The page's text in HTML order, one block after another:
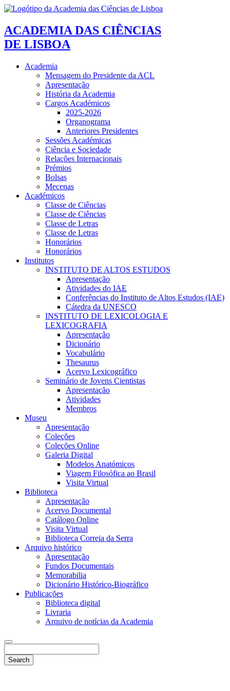
ACADEMIA DAS CIÊNCIAS
DE LISBOA
Academia
Mensagem do Presidente da ACL
Apresentação
História da Academia
Cargos Académicos
2025-2026
Organograma
Anteriores Presidentes
Sessões Académicas
Ciência e Sociedade
Relações Internacionais
Prémios
Bolsas
Mecenas
Académicos
Classe de Ciências
Classe de Ciências
Classe de Letras
Classe de Letras
Honorários
Honorários
Institutos
INSTITUTO DE ALTOS ESTUDOS
Apresentação
Atividades do IAE
Conferências do Instituto de Altos Estudos (IAE)
Cátedra da UNESCO
INSTITUTO DE LEXICOLOGIA E
LEXICOGRAFIA
Apresentação
Dicionário
Vocabulário
Thesaurus
Acervo Lexicográfico
Seminário de Jovens Cientistas
Apresentação
Atividades
Membros
Museu
Apresentação
Coleções
Coleções Online
Galeria Digital
Modelos Anatómicos
Viagem Filosófica ao Brasil
Visita Virtual
Biblioteca
Apresentação
Acervo Documental
Catálogo Online
Visita Virtual
Biblioteca Correia da Serra
Arquivo histórico
Apresentação
Fundos Documentais
Memorabilia
Dicionário Histórico-Biográfico
Publicações
Biblioteca digital
Livraria
Arquivo de notícias da Academia